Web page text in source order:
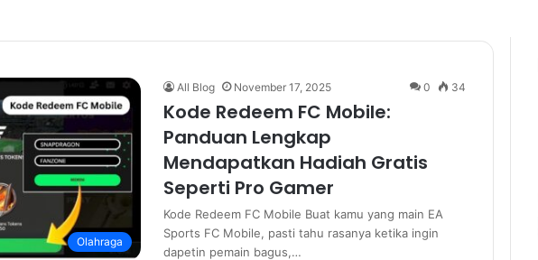
Olahraga
All Blog November 17, 2025 0 34
Kode Redeem FC Mobile:
Panduan Lengkap
Mendapatkan Hadiah Gratis
Seperti Pro Gamer
Kode Redeem FC Mobile Buat kamu yang main EA
Sports FC Mobile, pasti tahu rasanya ketika ingin
dapetin pemain bagus,…